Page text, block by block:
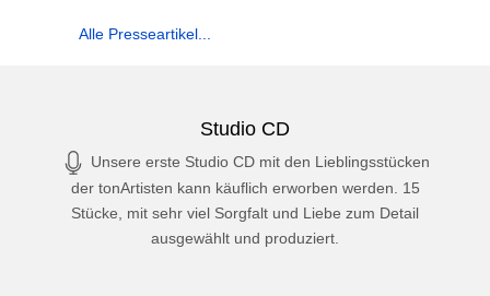
Alle Presseartikel...
Studio CD
Unsere erste Studio CD mit den Lieblingsstücken
der tonArtisten kann käuflich erworben werden. 15
Stücke, mit sehr viel Sorgfalt und Liebe zum Detail
ausgewählt und produziert.